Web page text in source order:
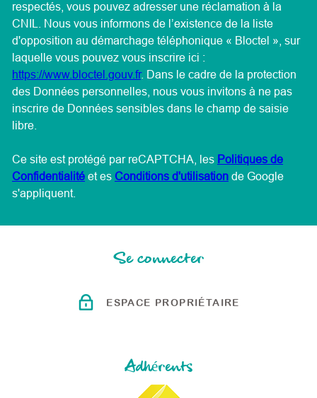
respectés, vous pouvez adresser une réclamation à la
CNIL. Nous vous informons de l’existence de la liste
d'opposition au démarchage téléphonique « Bloctel », sur
laquelle vous pouvez vous inscrire ici :
https://www.bloctel.gouv.fr. Dans le cadre de la protection
des Données personnelles, nous vous invitons à ne pas
inscrire de Données sensibles dans le champ de saisie
libre.
Ce site est protégé par reCAPTCHA, les Politiques de
Confidentialité et es Conditions d'utilisation de Google
s'appliquent.
Se connecter
ESPACE PROPRIÉTAIRE
Adhérents